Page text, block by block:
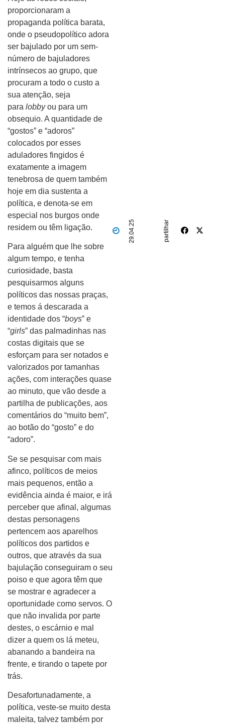
29.04.25 partilhar
proporcionaram a
propaganda política barata,
onde o pseudopolítico adora
ser bajulado por um sem-
número de bajuladores
intrínsecos ao grupo, que
procuram a todo o custo a
sua atenção, seja
para lobbyou para um
obsequio. A quantidade de
“gostos” e “adoros”
colocados por esses
aduladores fingidos é
exatamente a imagem
tenebrosa de quem também
hoje em dia sustenta a
política, e denota-se em
especial nos burgos onde
residem ou têm ligação.
Para alguém que lhe sobre
algum tempo, e tenha
curiosidade, basta
pesquisarmos alguns
políticos das nossas praças,
e temos á descarada a
identidade dos “boys” e
“girls” das palmadinhas nas
costas digitais que se
esforçam para ser notados e
valorizados por tamanhas
ações, com interações quase
ao minuto, que vão desde a
partilha de publicações, aos
comentários do “muito bem”,
ao botão do “gosto” e do
“adoro”.
Se se pesquisar com mais
afinco, políticos de meios
mais pequenos, então a
evidência ainda é maior, e irá
perceber que afinal, algumas
destas personagens
pertencem aos aparelhos
políticos dos partidos e
outros, que através da sua
bajulação conseguiram o seu
poiso e que agora têm que
se mostrar e agradecer a
oportunidade como servos. O
que não invalida por parte
destes, o escárnio e mal
dizer a quem os lá meteu,
abanando a bandeira na
frente, e tirando o tapete por
trás.
Desafortunadamente, a
política, veste-se muito desta
maleita, talvez também por